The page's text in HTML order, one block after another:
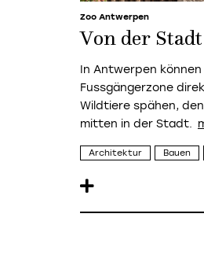
Zoo Antwerpen
Von der
In Antwerpen
Fussgängerzone
Wildtiere spähen,
mitten in der Stadt.
Architektur Bauen